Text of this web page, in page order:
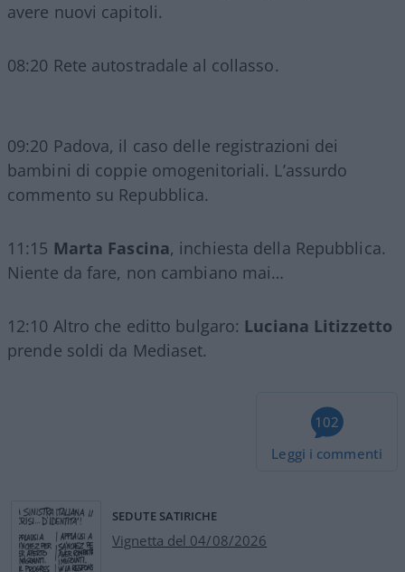
avere nuovi capitoli.
08:20 Rete autostradale al collasso.
09:20 Padova, il caso delle registrazioni dei
bambini di coppie omogenitoriali. L’assurdo
commento su Repubblica.
11:15 Marta Fascina, inchiesta della Repubblica.
Niente da fare, non cambiano mai…
12:10 Altro che editto bulgaro: Luciana Litizzetto
prende soldi da Mediaset.
102
Leggi i commenti
SEDUTE SATIRICHE
Vignetta del 04/08/2026